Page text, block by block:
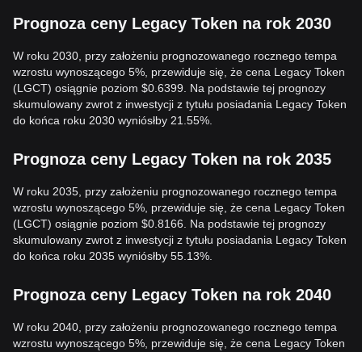
Prognoza ceny Legacy Token na rok 2030
W roku 2030, przy założeniu prognozowanego rocznego tempa
wzrostu wynoszącego 5%, przewiduje się, że cena Legacy Token
(LGCT) osiągnie poziom $0.6399. Na podstawie tej prognozy
skumulowany zwrot z inwestycji z tytułu posiadania Legacy Token
do końca roku 2030 wyniósłby 21.55%.
Prognoza ceny Legacy Token na rok 2035
W roku 2035, przy założeniu prognozowanego rocznego tempa
wzrostu wynoszącego 5%, przewiduje się, że cena Legacy Token
(LGCT) osiągnie poziom $0.8166. Na podstawie tej prognozy
skumulowany zwrot z inwestycji z tytułu posiadania Legacy Token
do końca roku 2035 wyniósłby 55.13%.
Prognoza ceny Legacy Token na rok 2040
W roku 2040, przy założeniu prognozowanego rocznego tempa
wzrostu wynoszącego 5%, przewiduje się, że cena Legacy Token